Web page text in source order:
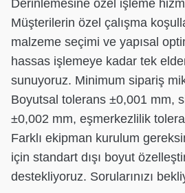
Derinlemesine özel işleme
Müşterilerin özel çalışma
malzeme seçimi ve yapısal
hassas işlemeye kadar tek
sunuyoruz. Minimum sipariş
Boyutsal tolerans ±0,001 mm,
±0,002 mm, eşmerkezlilik
Farklı ekipman kurulum
için standart dışı boyut
destekliyoruz. Sorularınızı